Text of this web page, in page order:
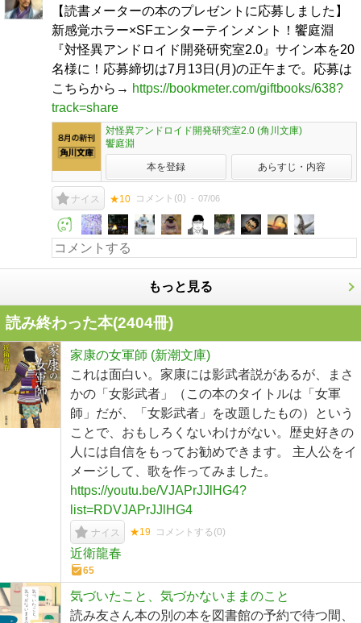
【読書メーターの本のプレゼントに応募しました】
新感覚ホラー×SFエンターテインメント！饗庭淵
『対怪異アンドロイド開発研究室2.0』サイン本を20
名様に！応募締切は7月13日(月)の正午まで。応募は
こちらから→ https://bookmeter.com/giftbooks/638?
track=share
対怪異アンドロイド開発研究室2.0 (角川文庫)
饗庭淵
本を登録 あらすじ・内容
ナイス ★10 コメント(0) 07/06
もっと見る
読み終わった本(2404冊)
家康の女軍師 (新潮文庫)
これは面白い。家康には影武者説があるが、まさ
かの「女影武者」（この本のタイトルは「女軍
師」だが、「女影武者」を改題したもの）という
ことで、おもしろくないわけがない。歴史好きの
人には自信をもってお勧めできます。 主人公をイ
メージして、歌を作ってみました。
https://youtu.be/VJAPrJJlHG4?
list=RDVJAPrJJlHG4
ナイス ★19 コメントする(0)
近衛龍春
65
気づいたこと、気づかないままのこと
読み友さん本の別の本を図書館の予約で待つ間、